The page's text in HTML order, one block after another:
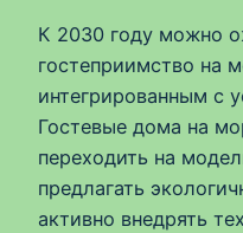
К 2030 году можно
гостеприимство на
интегрированным с
Гостевые дома на
переходить на
предлагать
активно внедрять